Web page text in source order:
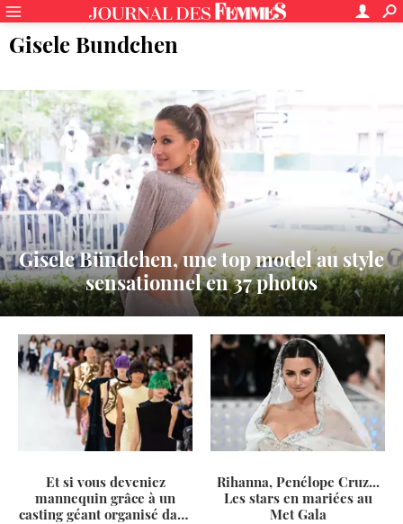
Gisele Bundchen
Gisele Bündchen, une top model au style
sensationnel en 37 photos
Et si vous deveniez
mannequin grâce à un
casting géant organisé dans
Rihanna, Penélope Cruz...
Les stars en mariées au
Met Gala